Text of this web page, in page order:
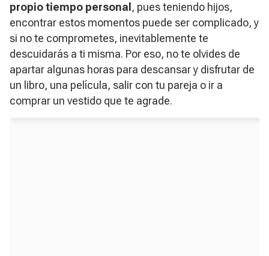
propio tiempo personal , pues teniendo hijos,
encontrar estos momentos puede ser complicado, y
si no te comprometes, inevitablemente te
descuidarás a ti misma. Por eso, no te olvides de
apartar algunas horas para descansar y disfrutar de
un libro, una película, salir con tu pareja o ir a
comprar un vestido que te agrade.